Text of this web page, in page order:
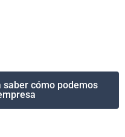
saber cómo podemos